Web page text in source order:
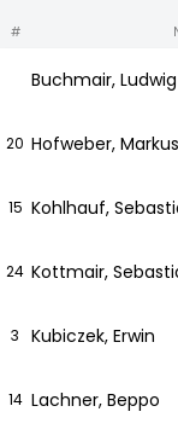
#
Buchmair, Ludwig
20 Hofweber, Markus
15 Kohlhauf,
24 Kottmair,
3 Kubiczek, Erwin
14 Lachner, Beppo